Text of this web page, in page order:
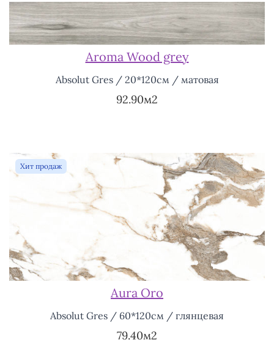
Aroma Wood grey
Absolut Gres / 20*120см / матовая
92.90м2
Хит продаж
Aura Oro
Absolut Gres / 60*120см / глянцевая
79.40м2